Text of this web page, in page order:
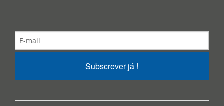
Subscrever já !